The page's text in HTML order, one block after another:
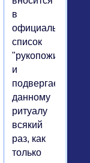
в
официальный
список
и
подвергается
данному
ритуалу
всякий
раз, как
только